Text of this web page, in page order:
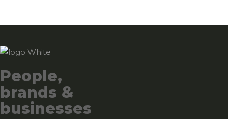
People,
brands &
businesses